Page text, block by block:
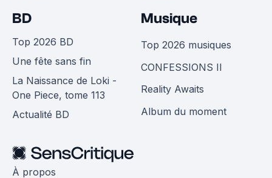
BD
Top 2026 BD
Une fête sans fin
La Naissance de Loki -
One Piece, tome 113
Actualité BD
Musique
Top 2026 musiques
CONFESSIONS II
Reality Awaits
Album du moment
À propos